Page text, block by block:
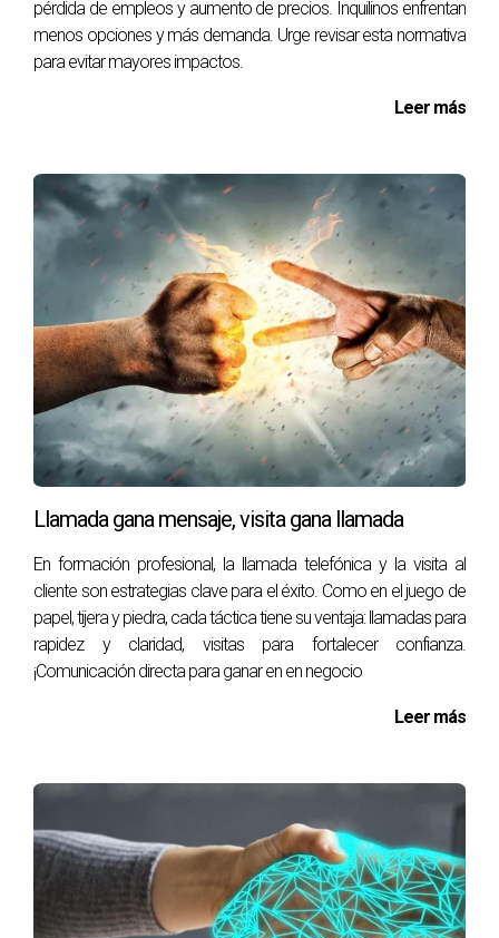
especialmente útil para manejar situaciones
conflictivas.
pérdida de empleos y aumento de precios. Inquilinos enfrentan
menos opciones y más demanda. Urge revisar esta normativa
para evitar mayores impactos.
Leer más
Llamada gana mensaje, visita gana llamada
En formación profesional, la llamada telefónica y la visita al
cliente son estrategias clave para el éxito. Como en el juego de
papel, tijera y piedra, cada táctica tiene su ventaja: llamadas para
rapidez y claridad, visitas para fortalecer confianza.
¡Comunicación directa para ganar en en negocio
Leer más